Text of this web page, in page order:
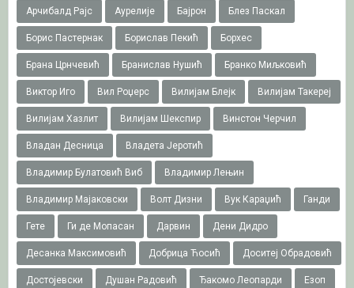
Арчибалд Рајс Аурелије Бајрон Блез Паскал
Борис Пастернак Борислав Пекић Борхес
Брана Црнчевић Бранислав Нушић Бранко Миљковић
Виктор Иго Вил Роџерс Вилијам Блејк Вилијам Такереj
Вилијам Хазлит Вилијам Шекспир Винстон Черчил
Владан Десница Владета Јеротић
Владимир Булатовић Виб Владимир Лењин
Владимир Мајаковски Волт Дизни Вук Караџић Ганди
Гете Ги де Мопасан Дарвин Дени Дидро
Десанка Максимовић Добрица Ћосић Доситеј Обрадовић
Достојевски Душан Радовић Ђакомо Леопарди Езоп